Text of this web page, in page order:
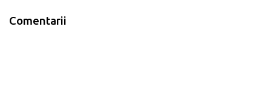
Comentarii